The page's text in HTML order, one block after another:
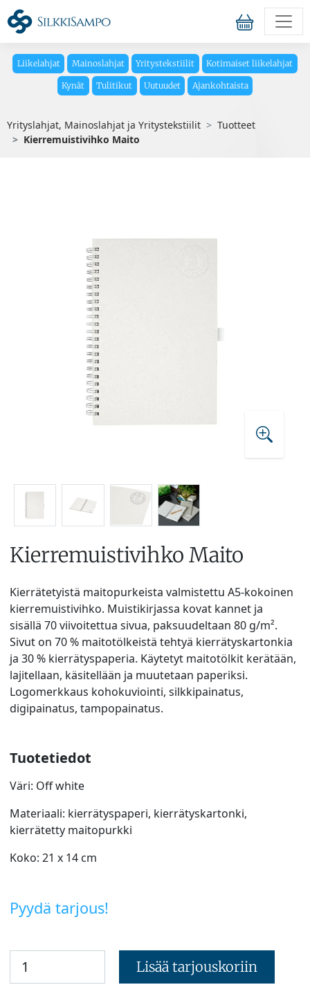
Liikelahjat Mainoslahjat Yritystekstiilit Kotimaiset liikelahjat
Kynät Tulitikut Uutuudet Ajankohtaista
Yrityslahjat, Mainoslahjat ja Yritystekstiilit
Tuotteet
Kierremuistivihko Maito
Kierremuistivihko Maito
Kierrätetyistä maitopurkeista valmistettu A5-kokoinen
kierremuistivihko. Muistikirjassa kovat kannet ja
sisällä 70 viivoitettua sivua, paksuudeltaan 80 g/m².
Sivut on 70 % maitotölkeistä tehtyä kierrätyskartonkia
ja 30 % kierrätyspaperia. Käytetyt maitotölkit kerätään,
lajitellaan, käsitellään ja muutetaan paperiksi.
Logomerkkaus kohokuviointi, silkkipainatus,
digipainatus, tampopainatus.
Tuotetiedot
Väri: Off white
Materiaali: kierrätyspaperi, kierrätyskartonki,
kierrätetty maitopurkki
Koko: 21 x 14 cm
Pyydä tarjous!
Lisää tarjouskoriin